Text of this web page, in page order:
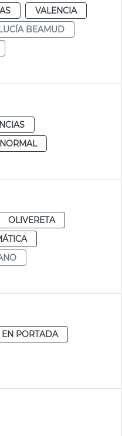
VALENCIA
BEAMUD
NORMAL
OLIVERETA
EN PORTADA